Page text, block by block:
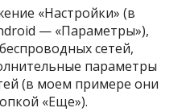
«Настройки» (в
— «Параметры»),
сетей,
параметры
(в моем примере они
«Еще»).